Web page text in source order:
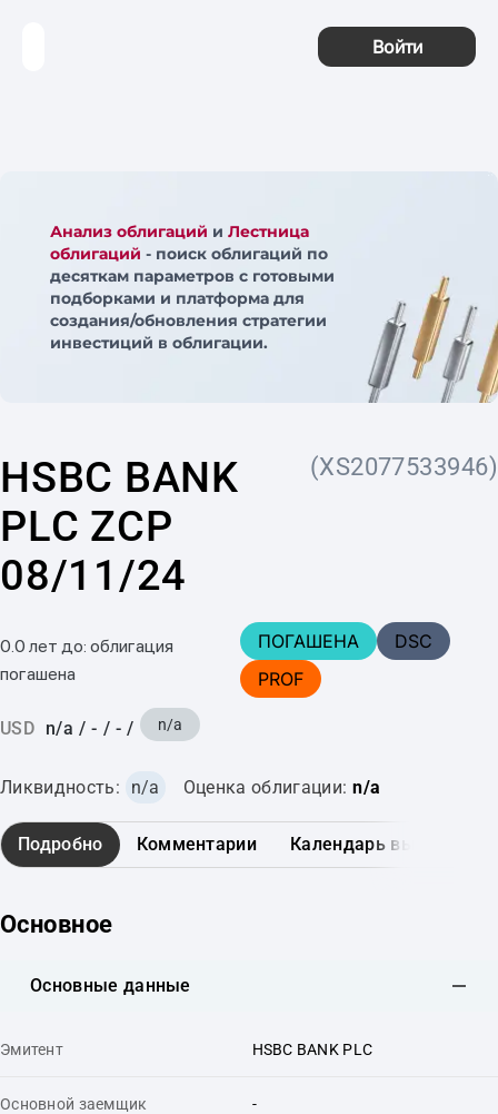
Войти
Анализ облигаций и Лестница
облигаций - поиск облигаций по
десяткам параметров с готовыми
подборками и платформа для
создания/обновления стратегии
инвестиций в облигации.
HSBC BANK
PLC ZCP
08/11/24
(XS2077533946)
0.0 лет до: облигация
погашена
ПОГАШЕНА
DSC
PROF
USD n/a / - / - / n/a
Ликвидность: n/a Оценка облигации: n/a
Подробно Комментарии Календарь выплат
Основное
Основные данные
Эмитент HSBC BANK PLC
Основной заемщик -